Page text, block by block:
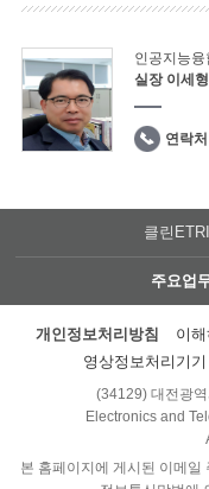
인공지능융
실장 이세형
연락처
클린ETRI
주요업
개인정보처리방침 이
영상정보처리기
(34129) 대전광
Electronics and
본 홈페이지에 게시된 이메일